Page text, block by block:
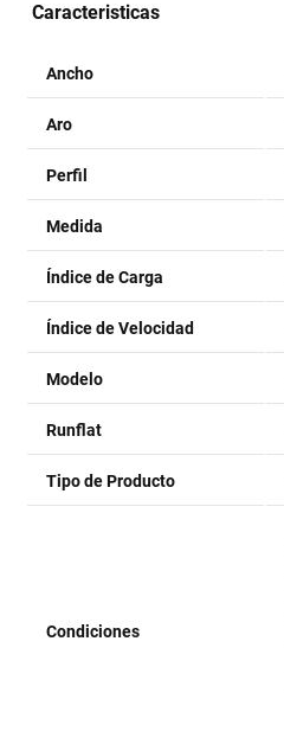
Caracteristicas
Ancho
Aro
Perfil
Medida
Índice de Carga
Índice de Velocidad
Modelo
Runflat
Tipo de Producto
Condiciones